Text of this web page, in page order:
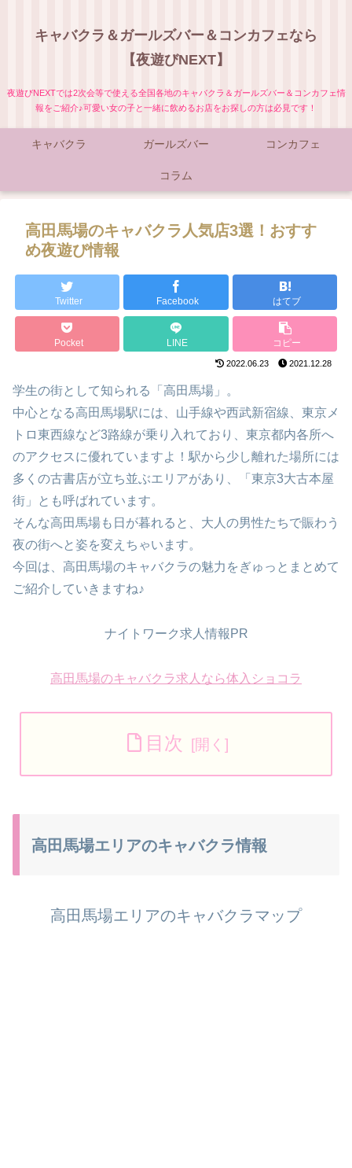
キャバクラ＆ガールズバー＆コンカフェなら
【夜遊びNEXT】
夜遊びNEXTでは2次会等で使える全国各地のキャバクラ＆ガールズバー＆コンカフェ情
報をご紹介♪可愛い女の子と一緒に飲めるお店をお探しの方は必見です！
キャバクラ ガールズバー コンカフェ
コラム
高田馬場のキャバクラ人気店3選！おすす
め夜遊び情報
Twitter Facebook はてブ
Pocket LINE コピー
2022.06.23 2021.12.28
学生の街として知られる「高田馬場」。
中心となる高田馬場駅には、山手線や西武新宿線、東京メ
トロ東西線など3路線が乗り入れており、東京都内各所へ
のアクセスに優れていますよ！駅から少し離れた場所には
多くの古書店が立ち並ぶエリアがあり、「東京3大古本屋
街」とも呼ばれています。
そんな高田馬場も日が暮れると、大人の男性たちで賑わう
夜の街へと姿を変えちゃいます。
今回は、高田馬場のキャバクラの魅力をぎゅっとまとめて
ご紹介していきますね♪
ナイトワーク求人情報PR
高田馬場のキャバクラ求人なら体入ショコラ
目次
高田馬場エリアのキャバクラ情報
高田馬場エリアのキャバクラマップ